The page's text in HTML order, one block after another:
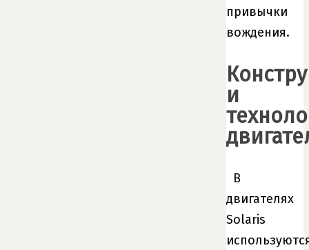
привычки
вождения.
и
В
двигателях
Solaris